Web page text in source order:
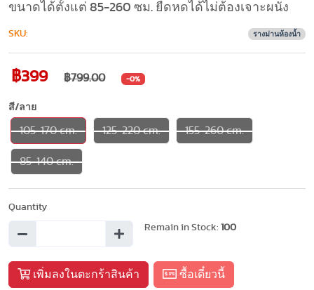
ขนาดได้ตั้งแต่ 85-260 ซม. ยืดหดได้ไม่ต้องเจาะผนัง
SKU: รางม่านห้องน้ำ
฿399 ฿799.00 -0%
สี/ลาย
105-170 cm. 125-220 cm. 155-260 cm.
85-140 cm.
Quantity
Remain in Stock: 100
เพิ่มลงในตะกร้าสินค้า ซื้อเดี๋ยวนี้